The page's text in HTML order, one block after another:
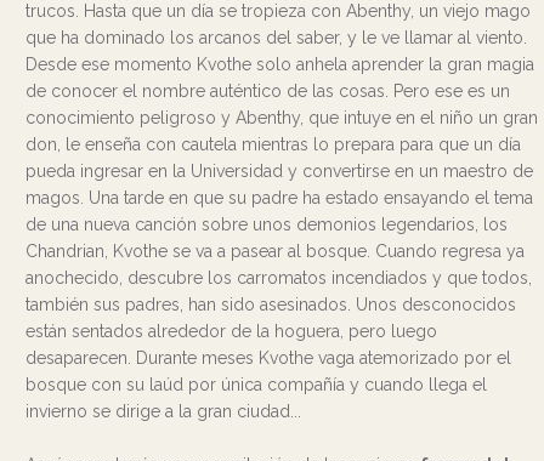
trucos. Hasta que un día se tropieza con Abenthy, un viejo mago
que ha dominado los arcanos del saber, y le ve llamar al viento.
Desde ese momento Kvothe solo anhela aprender la gran magia
de conocer el nombre auténtico de las cosas. Pero ese es un
conocimiento peligroso y Abenthy, que intuye en el niño un gran
don, le enseña con cautela mientras lo prepara para que un día
pueda ingresar en la Universidad y convertirse en un maestro de
magos. Una tarde en que su padre ha estado ensayando el tema
de una nueva canción sobre unos demonios legendarios, los
Chandrian, Kvothe se va a pasear al bosque. Cuando regresa ya
anochecido, descubre los carromatos incendiados y que todos,
también sus padres, han sido asesinados. Unos desconocidos
están sentados alrededor de la hoguera, pero luego
desaparecen. Durante meses Kvothe vaga atemorizado por el
bosque con su laúd por única compañía y cuando llega el
invierno se dirige a la gran ciudad...